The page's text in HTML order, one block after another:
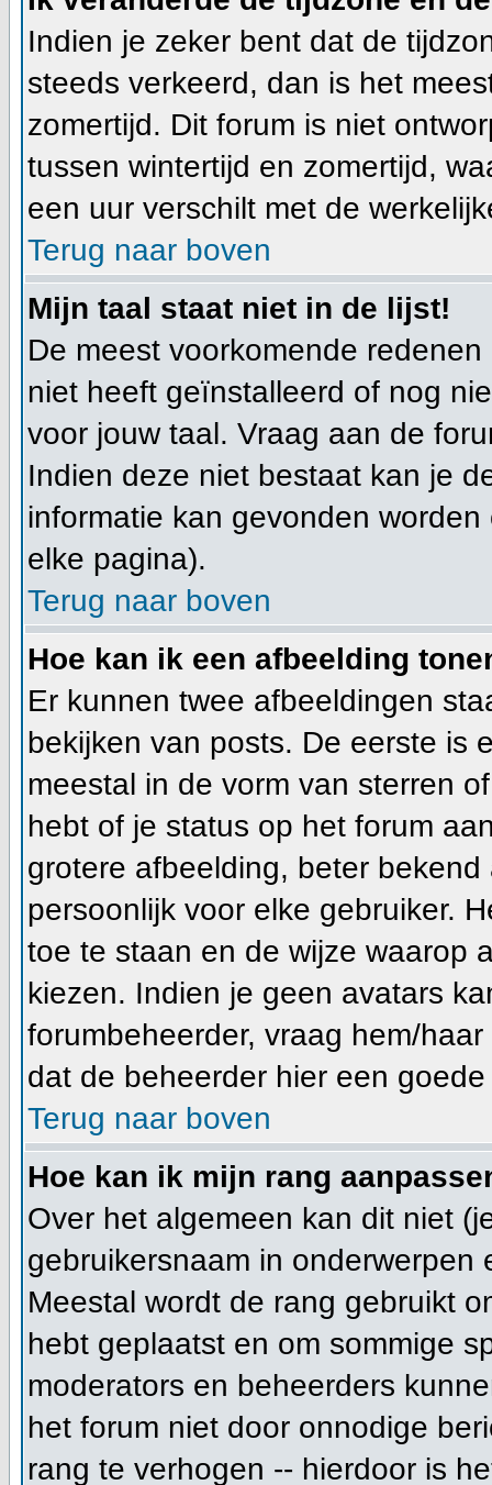
Indien je zeker bent dat de
steeds verkeerd, dan is het
zomertijd. Dit forum is niet
tussen wintertijd en zomertijd,
een uur verschilt met de
Terug naar boven
Mijn taal staat niet in de lijst!
De meest voorkomende
niet heeft geïnstalleerd of nog
voor jouw taal. Vraag aan de
Indien deze niet bestaat kan je
informatie kan gevonden
elke pagina).
Terug naar boven
Hoe kan ik een afbeelding
Er kunnen twee afbeeldingen
bekijken van posts. De eerste is
meestal in de vorm van sterren
hebt of je status op het forum
grotere afbeelding, beter
persoonlijk voor elke gebruiker.
toe te staan en de wijze waarop
kiezen. Indien je geen avatars
forumbeheerder, vraag hem/
dat de beheerder hier een
Terug naar boven
Hoe kan ik mijn rang
Over het algemeen kan dit niet
gebruikersnaam in
Meestal wordt de rang gebruikt
hebt geplaatst en om sommige
moderators en beheerders
het forum niet door onnodige
rang te verhogen -- hierdoor is